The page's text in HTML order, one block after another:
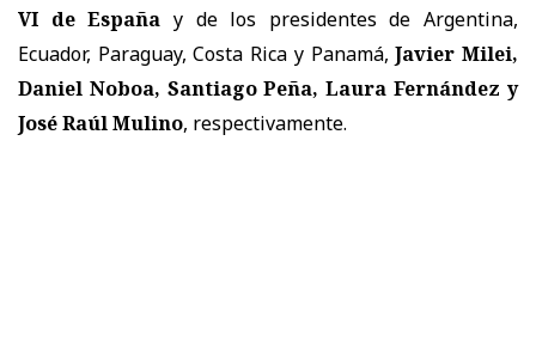
VI de España y de los presidentes de Argentina,
Ecuador, Paraguay, Costa Rica y Panamá,Javier Milei,
Daniel Noboa, Santiago Peña, Laura Fernández y
José Raúl Mulino, respectivamente.